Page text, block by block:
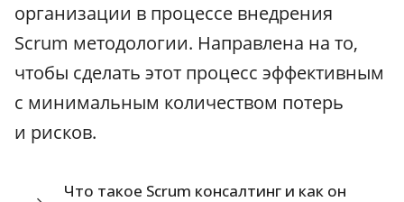
организации в процессе внедрения
Scrum методологии. Направлена на то,
чтобы сделать этот процесс эффективным
с минимальным количеством потерь
и рисков.
Что такое Scrum консалтинг и как он